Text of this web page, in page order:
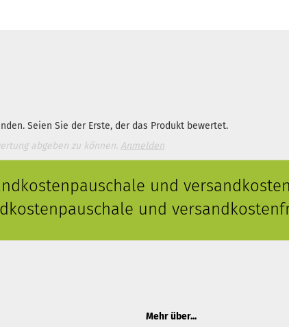
Seien Sie der Erste, der das Produkt bewertet.
abgeben zu können. Anmelden
und
und
Mehr über...